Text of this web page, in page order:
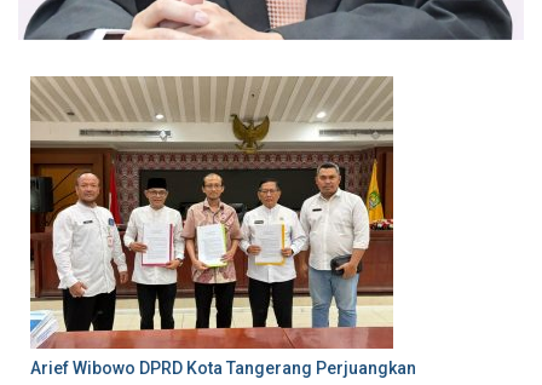
Arief Wibowo DPRD Kota Tangerang Perjuangkan